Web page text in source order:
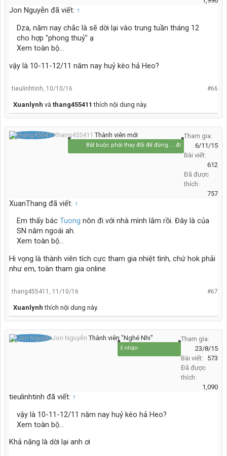
Jon Nguyễn đã viết: ↑
Dza, năm nay chắc là sẽ dời lại vào trung tuần tháng 12
cho hợp "phong thuỷ" ạ
Xem toàn bộ...
vậy là 10-11-12/11 năm nay huỷ kèo hả Heo?
#66
tieulinhtinh 10/10/16
Xuanlynh và thang455411 thích nội dung này.
thang455411 Thành viên mới
Bắt buộc phải thay đổi để đừng.... đổi thay
Tham gia:
6/11/15
Bài viết:
612
Đã được
thích:
757
XuanThang đã viết: ↑
Em thấy bác Tuong nôn đi với nhà mình lắm rồi. Đây là của
SN năm ngoái ah.
Xem toàn bộ...
Hi vọng là thành viên tích cực tham gia nhiệt tình, chứ hok phải
như em, toàn tham gia online
#67
thang455411 , 11/10/16
Xuanlynh thích nội dung này.
Jon Nguyễn Thành viên "Nghé Nhi"
Đi để về, cho để nhận
Tham gia:
23/8/15
Bài viết:
573
Đã được
thích:
1,090
tieulinhtinh đã viết: ↑
vậy là 10-11-12/11 năm nay huỷ kèo hả Heo?
Xem toàn bộ...
Khả năng là dời lại anh ơi